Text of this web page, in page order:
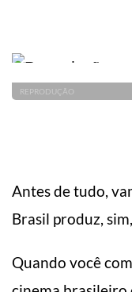
REPRODUÇÃO
Antes de tudo,
Brasil produz,
Quando você